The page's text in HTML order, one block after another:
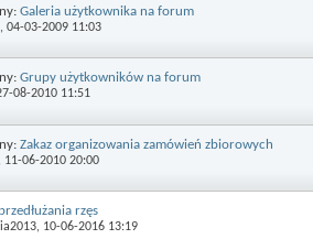
Galeria użytkownika na forum
, 04-03-2009 11:03
Grupy użytkowników na forum
08-2010 11:51
Zakaz organizowania zamówień zbiorowych
, 11-06-2010 20:00
rzęs
, 10-06-2016 13:19